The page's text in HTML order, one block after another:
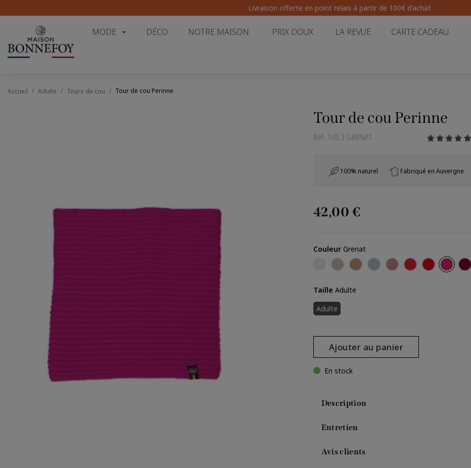
Livraison offerte en point relais à partir de 100€ d'achat
MODE DÉCO NOTRE MAISON PRIX DOUX LA REVUE CARTE CADEAU
Accueil Adulte Tours de cou Tour de cou Perinne
Tour de cou Perinne
Réf. 165.3 GRENAT
100% naturel Fabriqué en Auvergne
42,00 €
Couleur Grenat
CraieCamelIcebergPoudreCorailRougeGrenat
Taille Adulte
Adulte
Ajouter au panier
En stock
Description
Entretien
Avis clients